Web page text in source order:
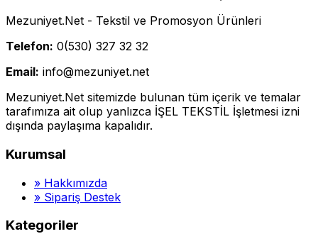
Mezuniyet.Net - Tekstil ve Promosyon Ürünleri
Telefon: 0(530) 327 32 32
Email: info@mezuniyet.net
Mezuniyet.Net sitemizde bulunan tüm içerik ve temalar
tarafımıza ait olup yanlızca İŞEL TEKSTİL İşletmesi izni
dışında paylaşıma kapalıdır.
Kurumsal
» Hakkımızda
» Sipariş Destek
Kategoriler